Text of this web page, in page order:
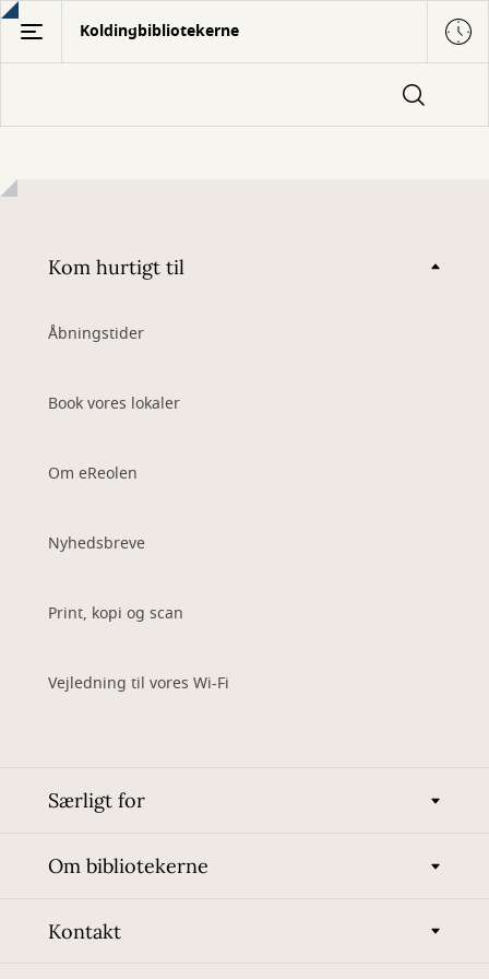
Gå
hovedindhold
Koldingbibliotekerne
Kom hurtigt til
Åbningstider
Book vores lokaler
Om eReolen
Nyhedsbreve
Print, kopi og scan
Vejledning til vores Wi-Fi
Særligt for
Om bibliotekerne
Kontakt